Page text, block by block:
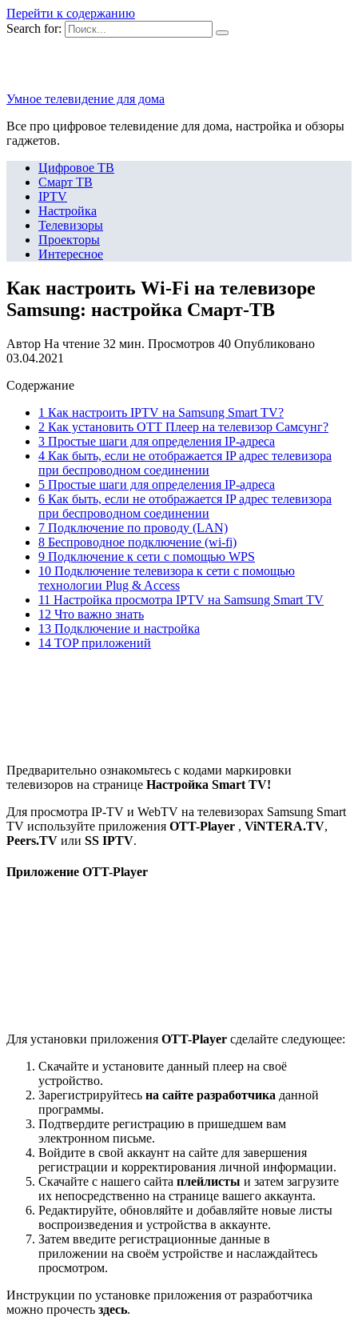
Перейти к содержанию
Search for:
Умное телевидение для дома
Все про цифровое телевидение для дома, настройка и обзоры
гаджетов.
Цифровое ТВ
Смарт ТВ
IPTV
Настройка
Телевизоры
Проекторы
Интересное
Как настроить Wi-Fi на телевизоре
Samsung: настройка Смарт-ТВ
Автор На чтение 32 мин. Просмотров 40 Опубликовано
03.04.2021
Содержание
1 Как настроить IPTV на Samsung Smart TV?
2 Как установить ОТТ Плеер на телевизор Самсунг?
3 Простые шаги для определения IP-адреса
4 Как быть, если не отображается IP адрес телевизора
при беспроводном соединении
5 Простые шаги для определения IP-адреса
6 Как быть, если не отображается IP адрес телевизора
при беспроводном соединении
7 Подключение по проводу (LAN)
8 Беспроводное подключение (wi-fi)
9 Подключение к сети с помощью WPS
10 Подключение телевизора к сети с помощью
технологии Plug & Access
11 Настройка просмотра IPTV на Samsung Smart TV
12 Что важно знать
13 Подключение и настройка
14 TOP приложений
Предварительно ознакомьтесь с кодами маркировки
телевизоров на странице Настройка Smart TV!
Для просмотра IP-TV и WebTV на телевизорах Samsung Smart
TV используйте приложения OTT-Player , ViNTERA.TV,
Peers.TV или SS IPTV.
Приложение OTT-Player
Для установки приложения OTT-Player сделайте следующее:
Скачайте и установите данный плеер на своё
устройство.
Зарегистрируйтесь на сайте разработчика данной
программы.
Подтвердите регистрацию в пришедшем вам
электронном письме.
Войдите в свой аккаунт на сайте для завершения
регистрации и корректирования личной информации.
Скачайте с нашего сайта плейлисты и затем загрузите
их непосредственно на странице вашего аккаунта.
Редактируйте, обновляйте и добавляйте новые листы
воспроизведения и устройства в аккаунте.
Затем введите регистрационные данные в
приложении на своём устройстве и наслаждайтесь
просмотром.
Инструкции по установке приложения от разработчика
можно прочесть здесь.